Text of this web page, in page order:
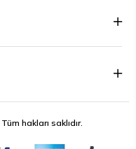
hakları saklıdır.